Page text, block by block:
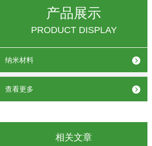
产品展示
PRODUCT DISPLAY
纳米材料
查看更多
相关文章